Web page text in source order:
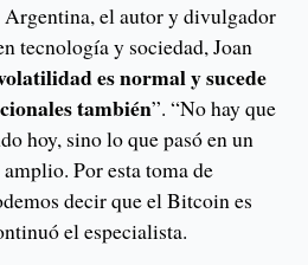
el autor y divulgador
tecnología y sociedad, Joan
es normal y sucede
también”. “No hay que
hoy, sino lo que pasó en un
Por esta toma de
decir que el Bitcoin es
el especialista.